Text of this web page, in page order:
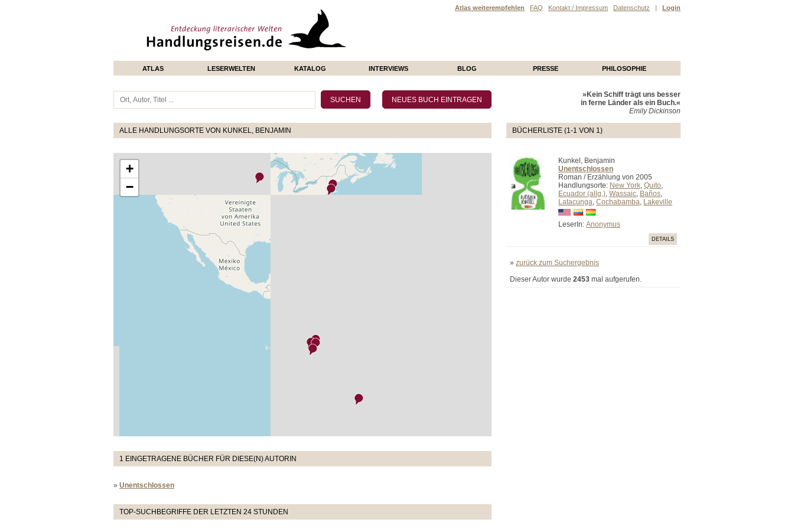
Atlas weiterempfehlen FAQ Kontakt / Impressum Datenschutz | Login
ATLAS LESERWELTEN KATALOG INTERVIEWS BLOG PRESSE PHILOSOPHIE
ALLE HANDLUNGSORTE VON KUNKEL, BENJAMIN
+
−
1 EINGETRAGENE BÜCHER FÜR DIESE(N) AUTORIN
» Unentschlossen
TOP-SUCHBEGRIFFE DER LETZTEN 24 STUNDEN
»Kein Schiff trägt uns besser
in ferne Länder als ein Buch.«
Emily Dickinson
BÜCHERLISTE (1-1 VON 1)
Kunkel, Benjamin
Unentschlossen
Roman / Erzählung von 2005
Handlungsorte: New York, Quito,
Ecuador (allg.), Wassaic, Baños,
Latacunga, Cochabamba, Lakeville
LeserIn: Anonymus
DETAILS
» zurück zum Suchergebnis
Dieser Autor wurde 2453 mal aufgerufen.